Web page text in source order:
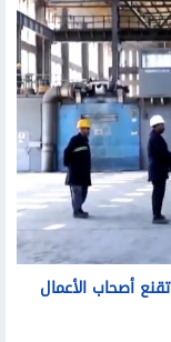
نائب رئيس اتحاد عمال مصر: مبادرة فوق الـ40 تقنع أصحاب الأعمال